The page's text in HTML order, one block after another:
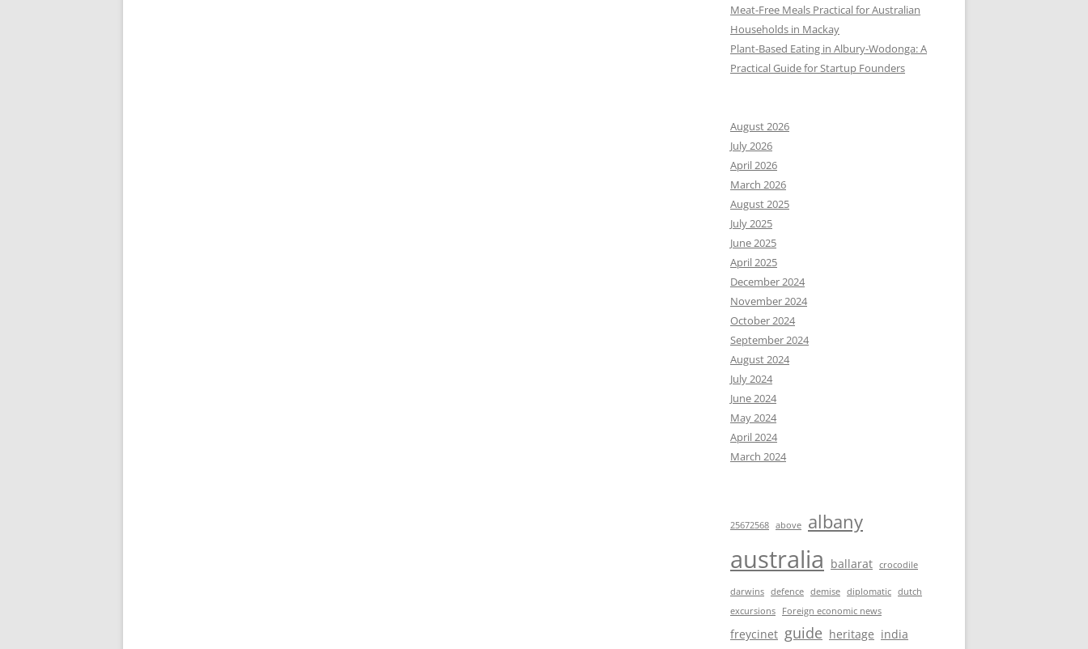
Meat-Free Meals Practical for Australian
Households in Mackay
Plant-Based Eating in Albury-Wodonga: A
Practical Guide for Startup Founders
August 2026
July 2026
April 2026
March 2026
August 2025
July 2025
June 2025
April 2025
December 2024
November 2024
October 2024
September 2024
August 2024
July 2024
June 2024
May 2024
April 2024
March 2024
25672568 above albany
australia ballarat crocodile
darwins defence demise diplomatic dutch
excursions
Foreign economic news
freycinet guide heritage india